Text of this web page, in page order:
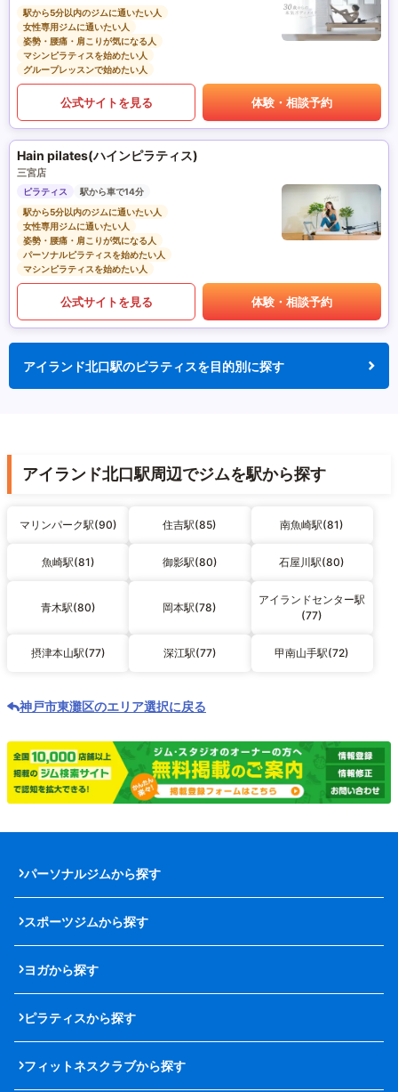
駅から5分以内のジムに通いたい人
女性専用ジムに通いたい人
姿勢・腰痛・肩こりが気になる人
マシンピラティスを始めたい人
グループレッスンで始めたい人
公式サイトを見る 体験・相談予約
Hain pilates(ハインピラティス)
三宮店
ピラティス
駅から車で14分
駅から5分以内のジムに通いたい人
女性専用ジムに通いたい人
姿勢・腰痛・肩こりが気になる人
パーソナルピラティスを始めたい人
マシンピラティスを始めたい人
公式サイトを見る 体験・相談予約
アイランド北口駅のピラティスを目的別に探す
アイランド北口駅周辺でジムを駅から探す
マリンパーク駅(90) 住吉駅(85) 南魚崎駅(81)
魚崎駅(81) 御影駅(80) 石屋川駅(80)
青木駅(80) 岡本駅(78)
アイランドセンター駅
(77)
摂津本山駅(77) 深江駅(77) 甲南山手駅(72)
神戸市東灘区のエリア選択に戻る
パーソナルジムから探す
スポーツジムから探す
ヨガから探す
ピラティスから探す
フィットネスクラブから探す